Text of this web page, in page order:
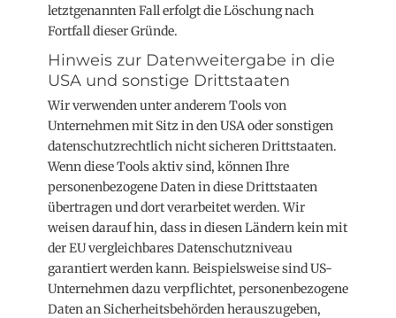
letztgenannten Fall erfolgt die Löschung nach
Fortfall dieser Gründe.
Hinweis zur Datenweitergabe in die
USA und sonstige Drittstaaten
Wir verwenden unter anderem Tools von
Unternehmen mit Sitz in den USA oder sonstigen
datenschutzrechtlich nicht sicheren Drittstaaten.
Wenn diese Tools aktiv sind, können Ihre
personenbezogene Daten in diese Drittstaaten
übertragen und dort verarbeitet werden. Wir
weisen darauf hin, dass in diesen Ländern kein mit
der EU vergleichbares Datenschutzniveau
garantiert werden kann. Beispielsweise sind US-
Unternehmen dazu verpflichtet, personenbezogene
Daten an Sicherheitsbehörden herauszugeben,